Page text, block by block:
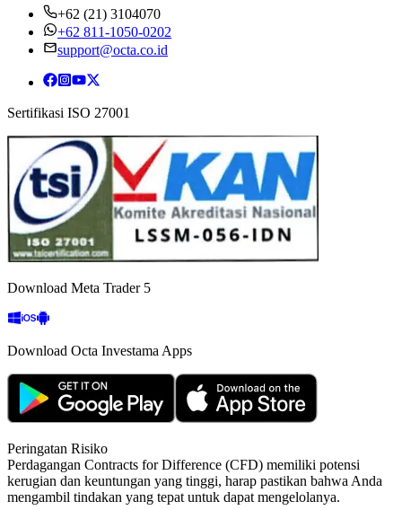
+62 (21) 3104070
+62 811-1050-0202
support@octa.co.id
Sertifikasi ISO 27001
Download Meta Trader 5
Download Octa Investama Apps
Peringatan Risiko
Perdagangan Contracts for Difference (CFD) memiliki potensi
kerugian dan keuntungan yang tinggi, harap pastikan bahwa Anda
mengambil tindakan yang tepat untuk dapat mengelolanya.